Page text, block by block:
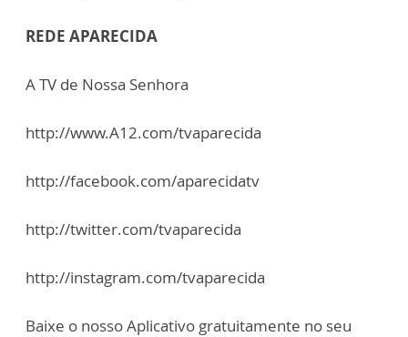
REDE APARECIDA
A TV de Nossa Senhora
http://www.A12.com/tvaparecida
http://facebook.com/aparecidatv
http://twitter.com/tvaparecida
http://instagram.com/tvaparecida
Baixe o nosso Aplicativo gratuitamente no seu